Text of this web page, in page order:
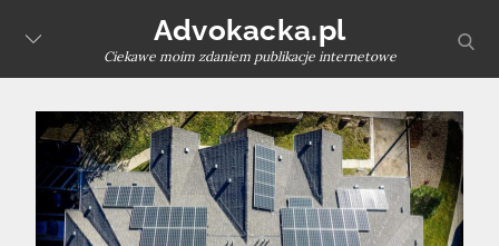
content
Advokacka.pl
Ciekawe moim zdaniem publikacje internetowe